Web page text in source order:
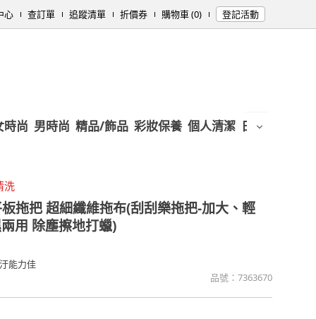
心 查訂單 追蹤清單 折價券 購物車 (0) 登記活動
時尚 男時尚 精品/飾品 彩妝保養 個人清潔 日用/紙品
洗
拖把 超細纖維拖布(刮刮樂拖把-加大、輕
用 除塵擦地打蠟)
能力佳
品號： 7363670